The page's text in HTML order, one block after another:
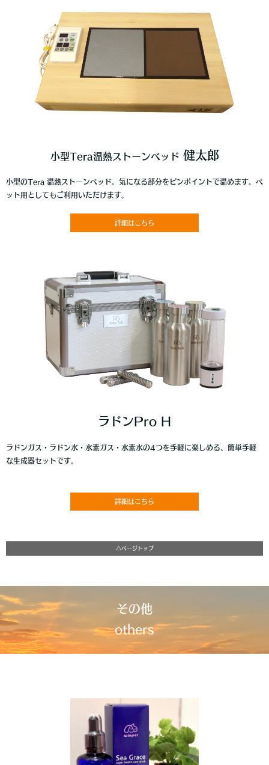
小型Tera温熱ストーンベッド 健太郎
小型のTera 温熱ストーンベッド。気になる部分をピンポイントで温めます。ペ
ット用としてもご利用いただけます。
詳細はこちら
ラドンPro H
ラドンガス・ラドン水・水素ガス・水素水の4つを手軽に楽しめる、簡単手軽
な生成器セットです。
詳細はこちら
△ページトップ
その他
others